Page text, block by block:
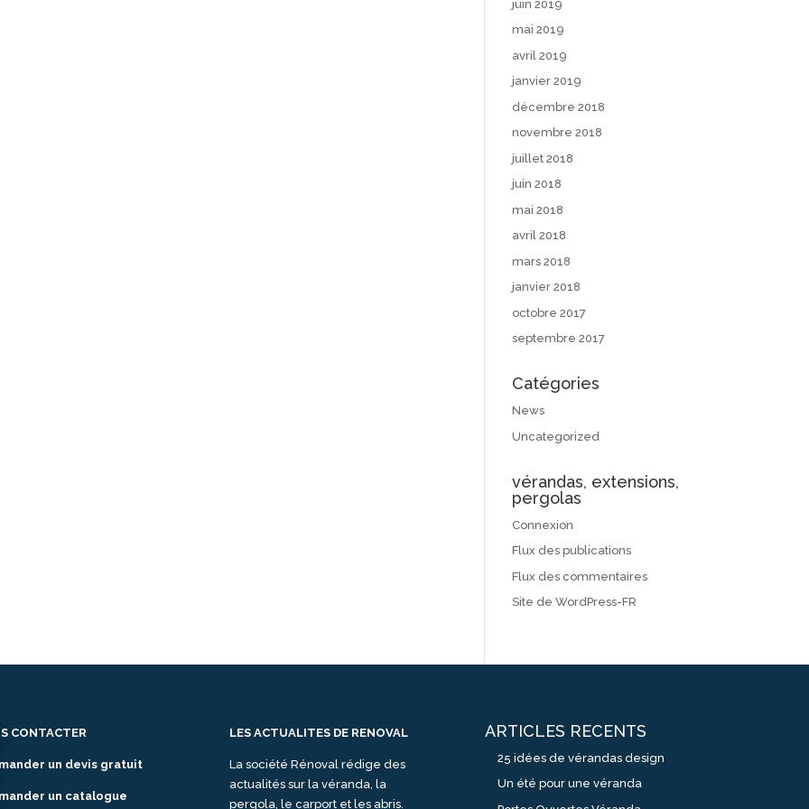
juin 2019
mai 2019
avril 2019
janvier 2019
décembre 2018
novembre 2018
juillet 2018
juin 2018
mai 2018
avril 2018
mars 2018
janvier 2018
octobre 2017
septembre 2017
Catégories
News
Uncategorized
vérandas, extensions,
pergolas
Connexion
Flux des publications
Flux des commentaires
Site de WordPress-FR
CONTACTER
un devis gratuit
un catalogue
LES ACTUALITES DE RENOVAL
La société Rénoval rédige des
actualités sur la véranda, la
pergola, le carport et les abris.
ARTICLES RECENTS
25 idées de vérandas design
Un été pour une véranda